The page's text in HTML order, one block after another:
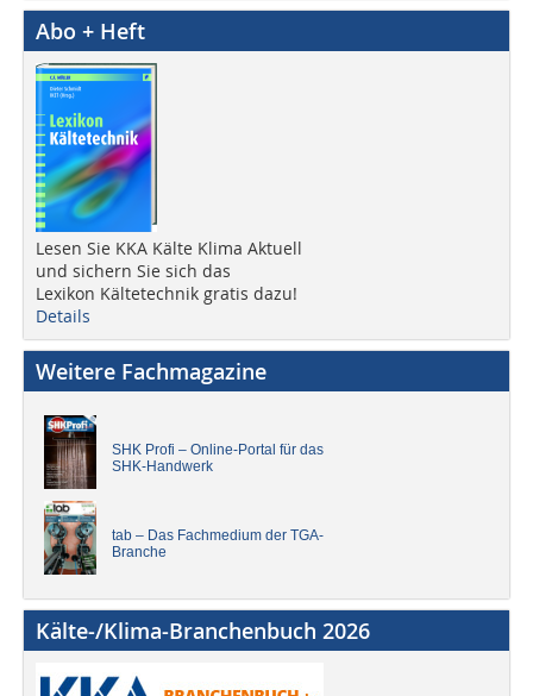
Abo + Heft
Lesen Sie KKA Kälte Klima Aktuell
und sichern Sie sich das
Lexikon Kältetechnik gratis dazu!
Details
Weitere Fachmagazine
SHK Profi – Online-Portal für das
SHK-Handwerk
tab – Das Fachmedium der TGA-
Branche
Kälte-/Klima-Branchenbuch 2026